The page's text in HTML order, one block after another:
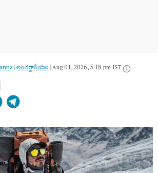
|అంత‌ర్జాతీయం|Aug 01, 2026, 5:18 pm IST